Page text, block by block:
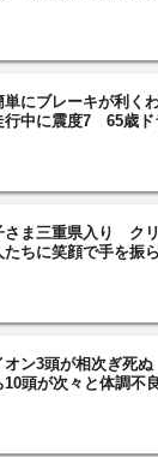
単にブレーキが利く
行中に震度7 65歳ド
さま三重県入り ク
たちに笑顔で手を振
オン3頭が相次ぎ死
10頭が次々と体調